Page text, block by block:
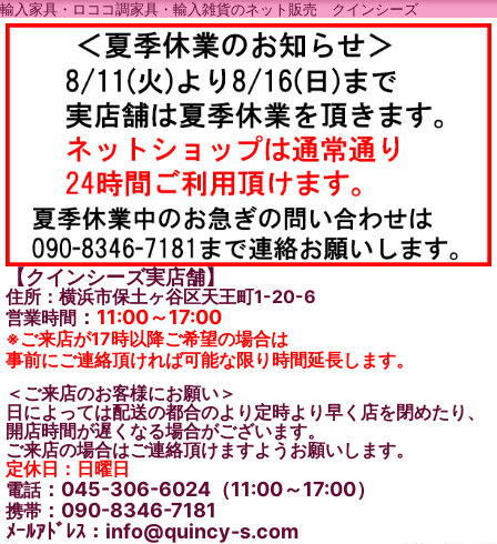
輸入家具・ロココ調家具・輸入雑貨のネット販売 クインシーズ
【クインシーズ実店舗】
住所：横浜市保土ヶ谷区天王町1-20-6
営業時間 ： 11:00～17:00
※ご来店が17時以降ご希望の場合は
事前にご連絡頂ければ可能な限り時間延長します。
＜ご来店のお客様にお願い＞
日によっては配送の都合のより定時より早く店を閉めたり、
開店時間が遅くなる場合がございます。
ご来店の場合はご連絡頂けますようお願いします。
定休日：日曜日
電話：045-306-6024（11:00～17:00）
携帯 ：090-8346-7181
ﾒｰﾙｱﾄﾞﾚｽ：info@quincy-s.com